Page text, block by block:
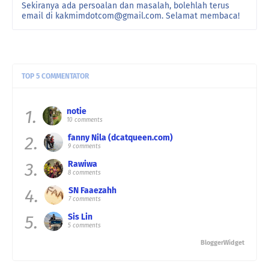
Sekiranya ada persoalan dan masalah, bolehlah terus
email di kakmimdotcom@gmail.com. Selamat membaca!
TOP 5 COMMENTATOR
1. notie
10 comments
2. fanny Nila (dcatqueen.com)
9 comments
3. Rawiwa
8 comments
4. SN Faaezahh
7 comments
5. Sis Lin
5 comments
BloggerWidget